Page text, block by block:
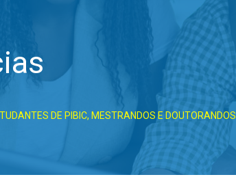
DE PIBIC, MESTRANDOS E